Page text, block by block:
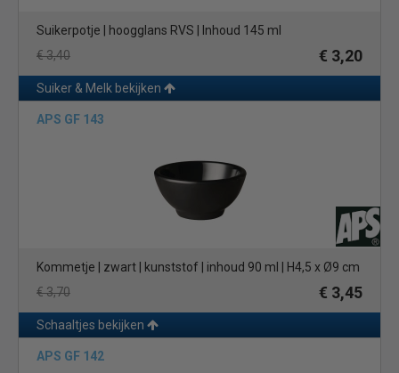
Suikerpotje | hoogglans RVS | Inhoud 145 ml
€ 3,40
€ 3,20
Suiker & Melk bekijken
APS GF 143
Kommetje | zwart | kunststof | inhoud 90 ml | H4,5 x Ø9 cm
€ 3,70
€ 3,45
Schaaltjes bekijken
APS GF 142